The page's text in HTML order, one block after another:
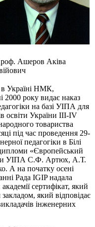
Ашеров Аківа
Україні НМК,
2000 року видає наказ
на базі УІПА для
освіти України III-IV
товариства
під час проведення 29-
педагогіки в Білі
«Європейський
УІПА С.Ф. Артюх, А.Т.
А на початку осені
Рада IGIP надала
сертифікат, який
який відповідає
інженерних